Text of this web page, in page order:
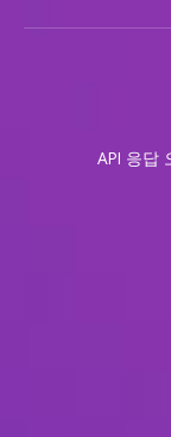
API 응답